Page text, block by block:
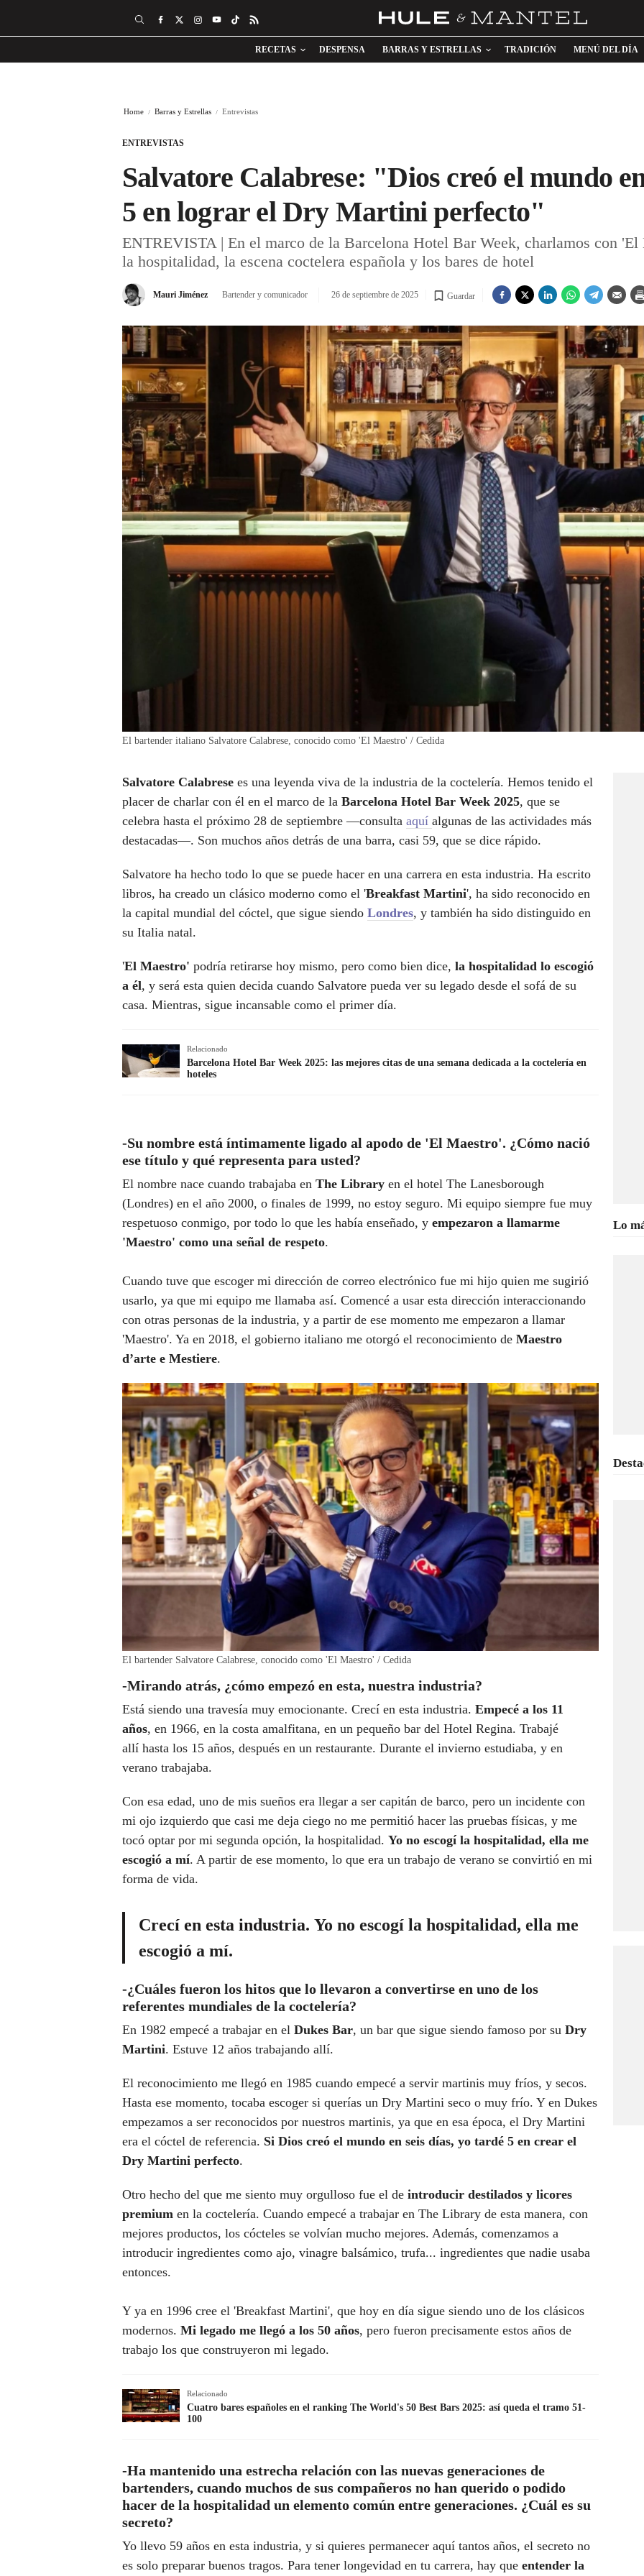
RECETAS DESPENSA BARRAS Y ESTRELLAS TRADICIÓN MENÚ DEL DÍA
Home Barras y Estrellas Entrevistas
ENTREVISTAS
Salvatore Calabrese: "Dios creó el mundo
5 en lograr el Dry Martini perfecto"
ENTREVISTA | En el marco de la Barcelona Hotel Bar Week, charlamos con 'El
la hospitalidad, la escena coctelera española y los bares de hotel
Mauri Jiménez Bartender y comunicador 26 de septiembre de 2025 Guardar
El bartender italiano Salvatore Calabrese, conocido como 'El Maestro' / Cedida
Salvatore Calabrese es una leyenda viva de la industria de la coctelería. Hemos tenido el
placer de charlar con él en el marco de la Barcelona Hotel Bar Week 2025, que se
celebra hasta el próximo 28 de septiembre —consulta aquí algunas de las actividades más
destacadas—. Son muchos años detrás de una barra, casi 59, que se dice rápido.
Salvatore ha hecho todo lo que se puede hacer en una carrera en esta industria. Ha escrito
libros, ha creado un clásico moderno como el 'Breakfast Martini', ha sido reconocido en
la capital mundial del cóctel, que sigue siendo Londres, y también ha sido distinguido en
su Italia natal.
'El Maestro' podría retirarse hoy mismo, pero como bien dice, la hospitalidad lo escogió
a él, y será esta quien decida cuando Salvatore pueda ver su legado desde el sofá de su
casa. Mientras, sigue incansable como el primer día.
Relacionado
Barcelona Hotel Bar Week 2025: las mejores citas de una semana dedicada a la coctelería en
hoteles
-Su nombre está íntimamente ligado al apodo de 'El Maestro'. ¿Cómo nació
ese título y qué representa para usted?
El nombre nace cuando trabajaba en The Library en el hotel The Lanesborough
(Londres) en el año 2000, o finales de 1999, no estoy seguro. Mi equipo siempre fue muy
respetuoso conmigo, por todo lo que les había enseñado, y empezaron a llamarme
'Maestro' como una señal de respeto.
Cuando tuve que escoger mi dirección de correo electrónico fue mi hijo quien me sugirió
usarlo, ya que mi equipo me llamaba así. Comencé a usar esta dirección interaccionando
con otras personas de la industria, y a partir de ese momento me empezaron a llamar
'Maestro'. Ya en 2018, el gobierno italiano me otorgó el reconocimiento de Maestro
d’arte e Mestiere.
El bartender Salvatore Calabrese, conocido como 'El Maestro' / Cedida
-Mirando atrás, ¿cómo empezó en esta, nuestra industria?
Está siendo una travesía muy emocionante. Crecí en esta industria. Empecé a los 11
años, en 1966, en la costa amalfitana, en un pequeño bar del Hotel Regina. Trabajé
allí hasta los 15 años, después en un restaurante. Durante el invierno estudiaba, y en
verano trabajaba.
Con esa edad, uno de mis sueños era llegar a ser capitán de barco, pero un incidente con
mi ojo izquierdo que casi me deja ciego no me permitió hacer las pruebas físicas, y me
tocó optar por mi segunda opción, la hospitalidad. Yo no escogí la hospitalidad, ella me
escogió a mí. A partir de ese momento, lo que era un trabajo de verano se convirtió en mi
forma de vida.
Crecí en esta industria. Yo no escogí la hospitalidad, ella me
escogió a mí.
-¿Cuáles fueron los hitos que lo llevaron a convertirse en uno de los
referentes mundiales de la coctelería?
En 1982 empecé a trabajar en el Dukes Bar, un bar que sigue siendo famoso por su Dry
Martini. Estuve 12 años trabajando allí.
El reconocimiento me llegó en 1985 cuando empecé a servir martinis muy fríos, y secos.
Hasta ese momento, tocaba escoger si querías un Dry Martini seco o muy frío. Y en Dukes
empezamos a ser reconocidos por nuestros martinis, ya que en esa época, el Dry Martini
era el cóctel de referencia. Si Dios creó el mundo en seis días, yo tardé 5 en crear el
Dry Martini perfecto.
Otro hecho del que me siento muy orgulloso fue el de introducir destilados y licores
premium en la coctelería. Cuando empecé a trabajar en The Library de esta manera, con
mejores productos, los cócteles se volvían mucho mejores. Además, comenzamos a
introducir ingredientes como ajo, vinagre balsámico, trufa... ingredientes que nadie usaba
entonces.
Y ya en 1996 cree el 'Breakfast Martini', que hoy en día sigue siendo uno de los clásicos
modernos. Mi legado me llegó a los 50 años, pero fueron precisamente estos años de
trabajo los que construyeron mi legado.
Relacionado
Cuatro bares españoles en el ranking The World's 50 Best Bars 2025: así queda el tramo 51-
100
-Ha mantenido una estrecha relación con las nuevas generaciones de
bartenders, cuando muchos de sus compañeros no han querido o podido
hacer de la hospitalidad un elemento común entre generaciones. ¿Cuál es su
secreto?
Yo llevo 59 años en esta industria, y si quieres permanecer aquí tantos años, el secreto no
es solo preparar buenos tragos. Para tener longevidad en tu carrera, hay que entender la
Lo